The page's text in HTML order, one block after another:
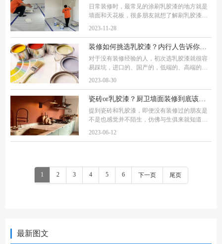
日常装修时，最常见的涂刷乳胶漆的地方就是
墙面和天花板，很多朋友就想了解刷乳胶漆的
（一）前期准备 1. 清理墙面基层，检查墙面基
2023-11-28
对于没有装修经验的人，初次选乳胶漆就很容
易踩坑，进口的、国产的，低端的、高端的，
么，挑选乳胶漆的重点应该看什么？1、看乳胶
2023-08-30
提到瓷砖和乳胶漆，即便没有装修过的朋友是
不是也感觉并不陌生，仿佛与生俱来就知道一
2023-06-12
1 2 3 4 5 6 下一页 尾页
最新图文